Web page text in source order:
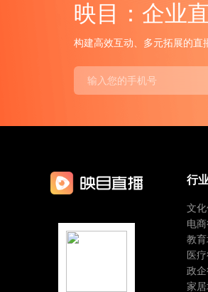
映目：企业
构建高效互动、多元拓展的直
行
文
电
教育
医
政
家